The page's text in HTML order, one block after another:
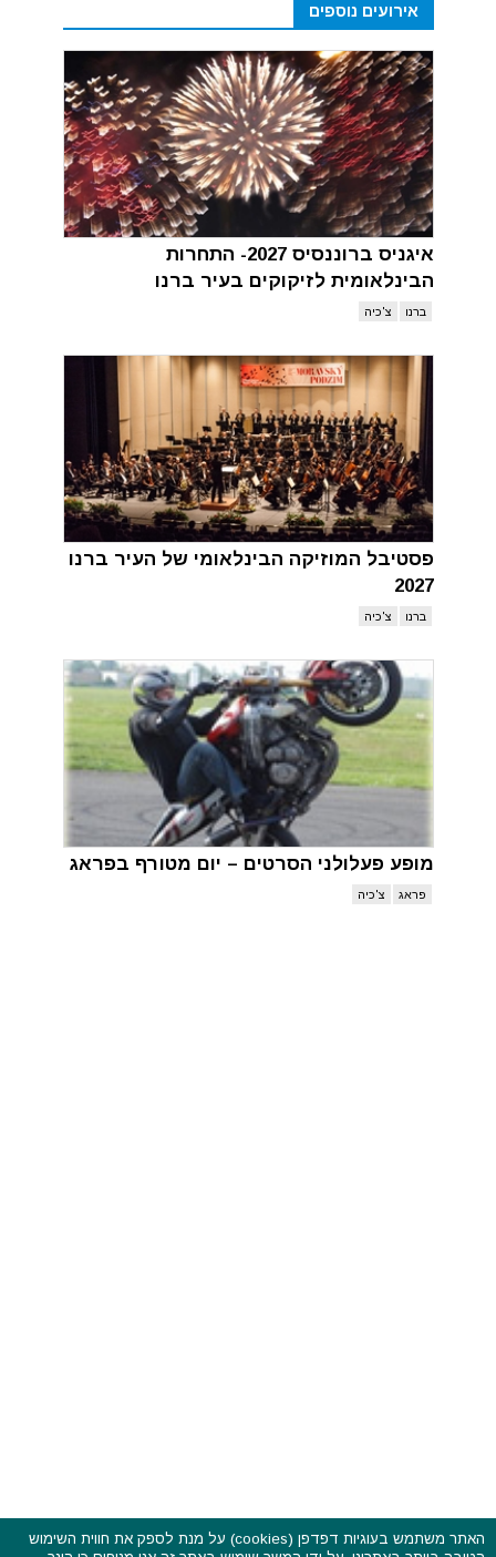
אירועים נוספים
איגניס ברוננסיס 2027- התחרות
הבינלאומית לזיקוקים בעיר ברנו
ברנו צ'כיה
פסטיבל המוזיקה הבינלאומי של העיר ברנו
2027
ברנו צ'כיה
מופע פעלולני הסרטים – יום מטורף בפראג
פראג צ'כיה
האתר משתמש בעוגיות דפדפן (cookies) על מנת לספק את חווית השימוש